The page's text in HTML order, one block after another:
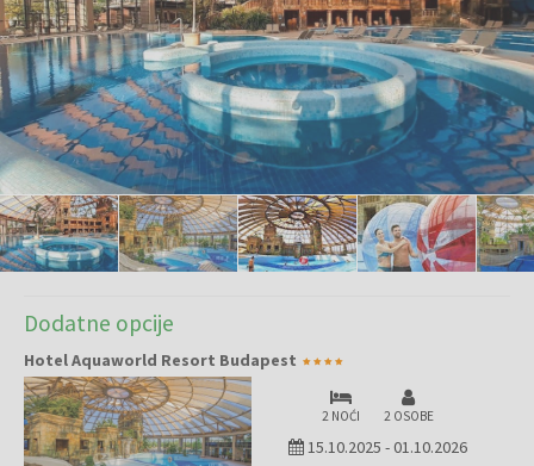
Dodatne opcije
Hotel Aquaworld Resort Budapest
2 NOĆI 2 OSOBE
15.10.2025 -01.10.2026